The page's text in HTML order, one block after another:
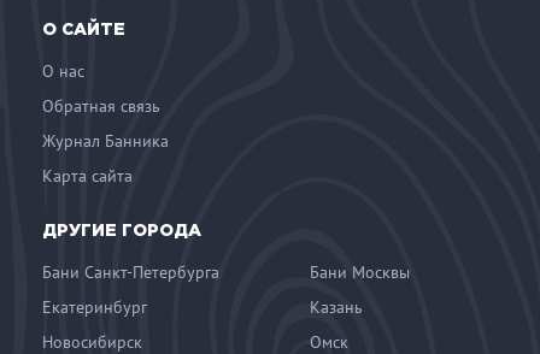
О САЙТЕ
О нас
Обратная связь
Журнал Банника
Карта сайта
ДРУГИЕ ГОРОДА
Бани Санкт-Петербурга
Бани Москвы
Екатеринбург
Казань
Новосибирск
Омск